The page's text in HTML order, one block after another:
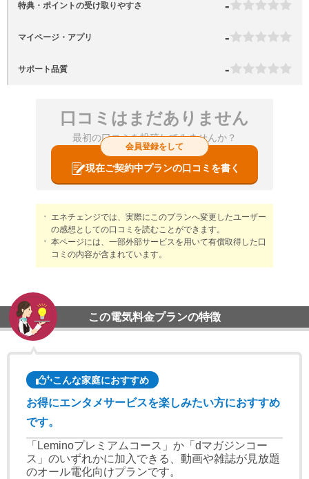
特典・ポイントの受け取りやすさ -
マイページ・アプリ -
サポート品質 -
口コミはまだありません
最初の口コミを投稿してみませんか？
会員登録をして
現在ご契約中プランの口コミを書く
エネチェンジでは、実際にこのプランへ変更したユーザー
の感想としての口コミを読むことができます。
本ページには、一部外部サービスを用いて有償取得した口
コミの内容が含まれています。
この電気料金プランの特徴
こんな家庭におすすめ
お得にエンタメサービスを楽しみたい方におすすめ
です。
「Leminoプレミアムコース」か「dマガジンコー
ス」のいずれかに加入できる、動画や雑誌が見放題
のオール電化向けプランです。